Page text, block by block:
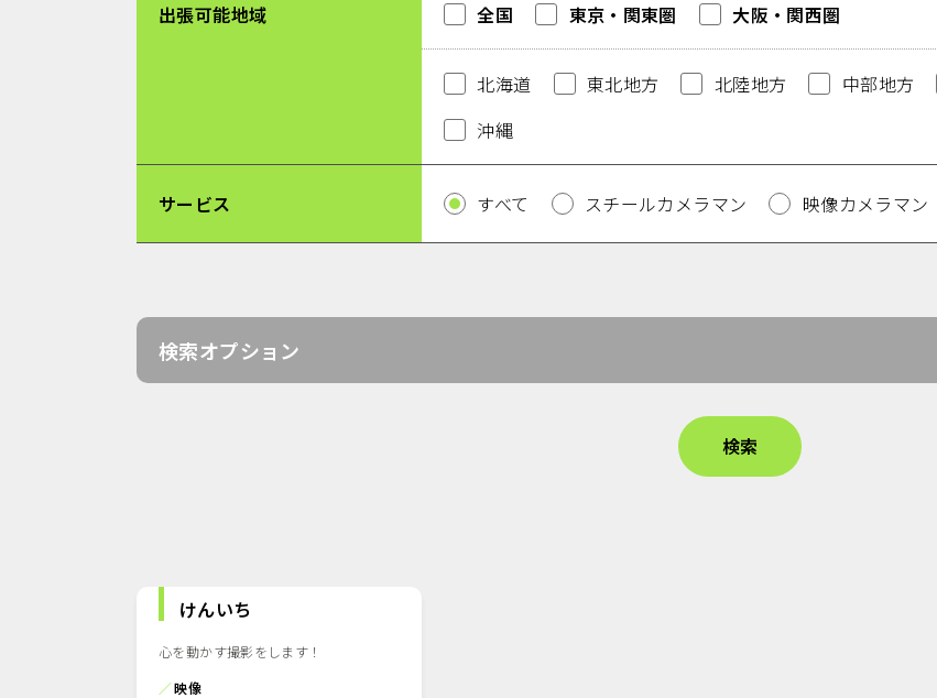
出張可能地域 全国 東京・関東圏 大阪・関西圏
北海道 東北地方 北陸地方 中部地方
沖縄
サービス すべて スチールカメラマン 映像カメラマン
検索オプション
けんいち
心を動かす撮影をします！
／映像